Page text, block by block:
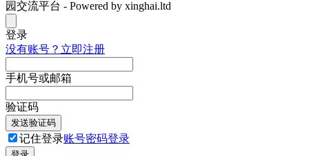
登录
没有账号？立即注册
手机号或邮箱
验证码
发送验证码
记住登录账号密码登录